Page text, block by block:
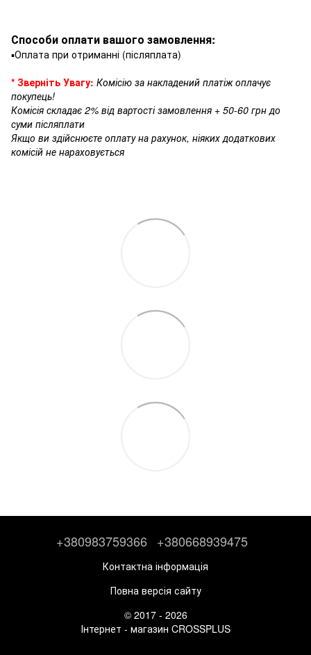
Способи оплати вашого замовлення:
▪️Оплата при отриманні (післяплата)
* Зверніть Увагу: Комісію за накладений платіж оплачує
покупець!
Комісія складає 2% від вартості замовлення + 50-60 грн до
суми післяплати
Якщо ви здійснюєте оплату на рахунок, ніяких додаткових
комісій не нараховується
+380983759366 +380668939475
Контактна інформація
Повна версія сайту
© 2017 - 2026
Інтернет - магазин CROSSPLUS